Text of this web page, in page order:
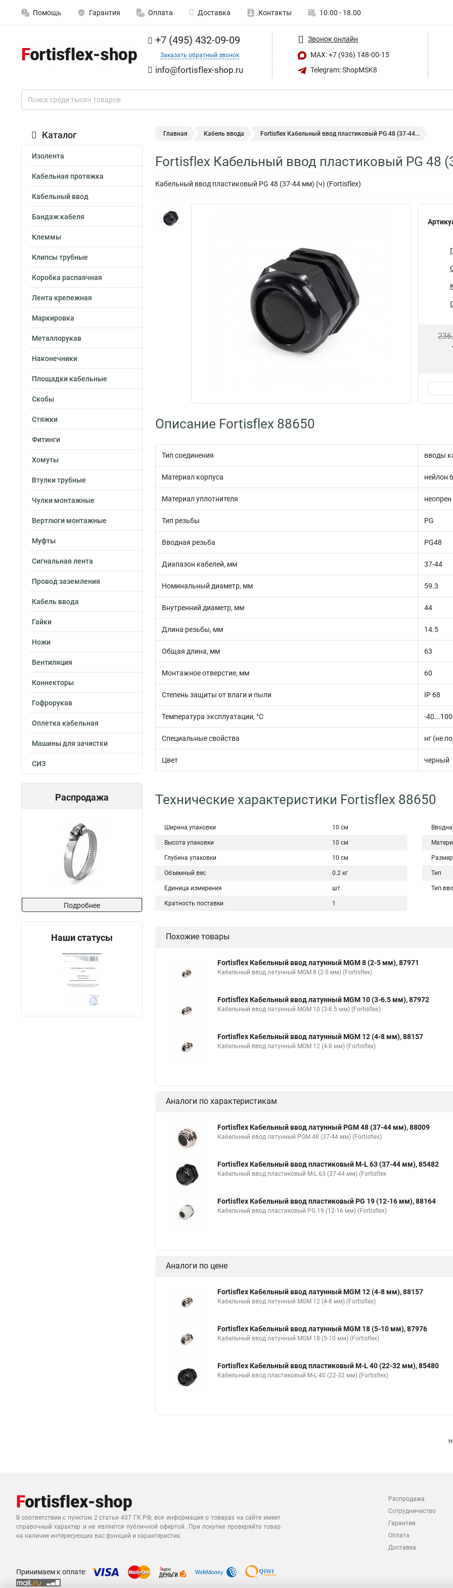
Помощь Гарантия Оплата Доставка Контакты 10.00 - 18.00
+7 (495) 432-09-09
Заказать обратный звонок
info@fortisflex-shop.ru
Звонок онлайн
MAX: +7 (936) 148-00-15
Telegram: ShopMSK8
Каталог
Изолента
Кабельная протяжка
Кабельный ввод
Бандаж кабеля
Клеммы
Клипсы трубные
Коробка распаячная
Лента крепежная
Маркировка
Металлорукав
Наконечники
Площадки кабельные
Скобы
Стяжки
Фитинги
Хомуты
Втулки трубные
Чулки монтажные
Вертлюги монтажные
Муфты
Сигнальная лента
Провод заземления
Кабель ввода
Гайки
Ножи
Вентиляция
Коннекторы
Гофрорукав
Оплетка кабельная
Машины для зачистки
СИЗ
Распродажа
Подробнее
Наши статусы
Главная Кабель ввода Fortisflex Кабельный ввод пластиковый PG 48 (37-44...
Fortisflex Кабельный ввод пластиковый PG 48
Кабельный ввод пластиковый PG 48 (37-44 мм) (ч) (Fortisflex)
Описание Fortisflex 88650
Тип соединения вводы
Материал корпуса нейлон
Материал уплотнителя неопрен
Тип резьбы PG
Вводная резьба PG48
Диапазон кабелей, мм 37-44
Номинальный диаметр, мм 59.3
Внутренний диаметр, мм 44
Длина резьбы, мм 14.5
Общая длина, мм 63
Монтажное отверстие, мм 60
Степень защиты от влаги и пыли IP 68
Температура эксплуатации, °С -40...100
Специальные свойства нг (не
Цвет черный
Технические характеристики Fortisflex 88650
Ширина упаковки 10 см
Высота упаковки 10 см
Глубина упаковки 10 см
Объемный вес 0.2 кг
Единица измерения шт.
Кратность поставки 1
Размер
Тип
Тип
Похожие товары
Fortisflex Кабельный ввод латунный МGM 8 (2-5 мм), 87971
Кабельный ввод латунный МGM 8 (2-5 мм) (Fortisflex)
Fortisflex Кабельный ввод латунный МGM 10 (3-6.5 мм), 87972
Кабельный ввод латунный МGM 10 (3-6.5 мм) (Fortisflex)
Fortisflex Кабельный ввод латунный МGM 12 (4-8 мм), 88157
Кабельный ввод латунный МGM 12 (4-8 мм) (Fortisflex)
Аналоги по характеристикам
Fortisflex Кабельный ввод латунный PGM 48 (37-44 мм), 88009
Кабельный ввод латунный PGM 48 (37-44 мм) (Fortisflex)
Fortisflex Кабельный ввод пластиковый M-L 63 (37-44 мм), 85482
Кабельный ввод пластиковый M-L 63 (37-44 мм) (Fortisflex
Fortisflex Кабельный ввод пластиковый PG 19 (12-16 мм), 88164
Кабельный ввод пластиковый PG 19 (12-16 мм) (Fortisflex)
Аналоги по цене
Fortisflex Кабельный ввод латунный МGM 12 (4-8 мм), 88157
Кабельный ввод латунный МGM 12 (4-8 мм) (Fortisflex)
Fortisflex Кабельный ввод латунный МGM 18 (5-10 мм), 87976
Кабельный ввод латунный МGM 18 (5-10 мм) (Fortisflex)
Fortisflex Кабельный ввод пластиковый M-L 40 (22-32 мм), 85480
Кабельный ввод пластиковый M-L 40 (22-32 мм) (Fortisflex)
В соответствии с пунктом 2 статьи 437 ГК РФ, вся информация о товарах на сайте имеет
справочный характер и не является публичной офертой. При покупке проверяйте товар
на наличие интересующих вас функций и характеристик.
Распродажа
Сотрудничество
Гарантия
Оплата
Доставка
Принимаем к оплате: